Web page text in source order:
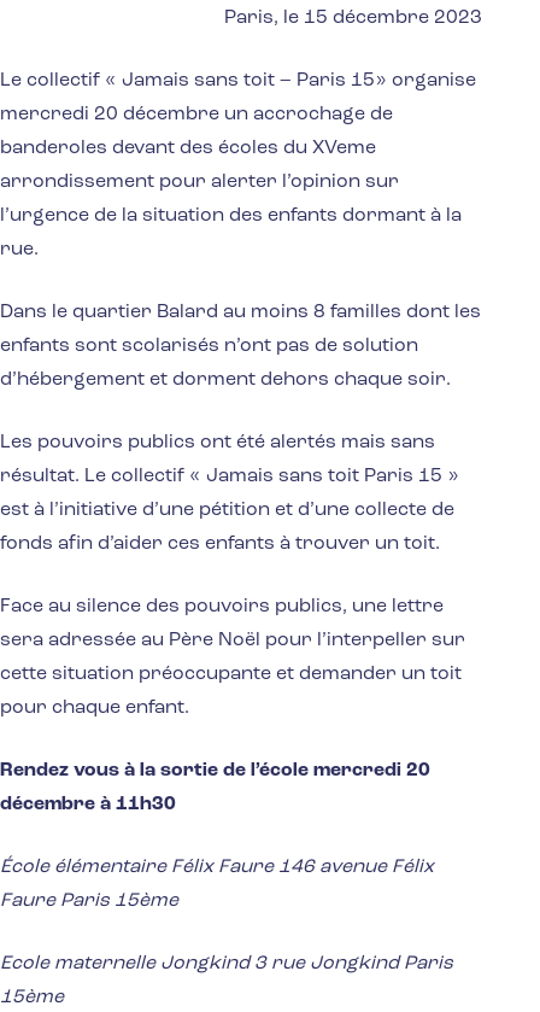
Paris, le 15 décembre 2023
Le collectif « Jamais sans toit – Paris 15» organise
mercredi 20 décembre un accrochage de
banderoles devant des écoles du XVeme
arrondissement pour alerter l’opinion sur
l’urgence de la situation des enfants dormant à la
rue.
Dans le quartier Balard au moins 8 familles dont les
enfants sont scolarisés n’ont pas de solution
d’hébergement et dorment dehors chaque soir.
Les pouvoirs publics ont été alertés mais sans
résultat. Le collectif « Jamais sans toit Paris 15 »
est à l’initiative d’une pétition et d’une collecte de
fonds afin d’aider ces enfants à trouver un toit.
Face au silence des pouvoirs publics, une lettre
sera adressée au Père Noël pour l’interpeller sur
cette situation préoccupante et demander un toit
pour chaque enfant.
Rendez vous à la sortie de l’école mercredi 20
décembre à 11h30
École élémentaire Félix Faure 146 avenue Félix
Faure Paris 15ème
Ecole maternelle Jongkind 3 rue Jongkind Paris
15ème